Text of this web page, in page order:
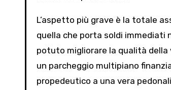
L’aspetto più grave è la totale
quella che porta soldi immediati
potuto migliorare la qualità della
un parcheggio multipiano
propedeutico a una vera